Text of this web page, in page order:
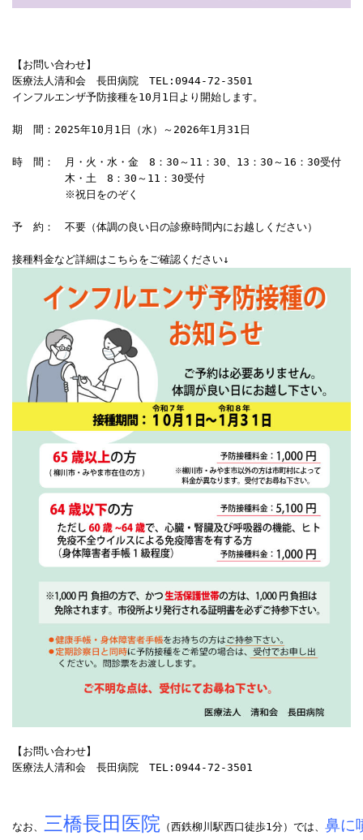
【お問い合わせ】
医療法人清和会　長田病院　TEL:0944-72-3501
インフルエンザ予防接種を10月1日より開始します。
期　間：2025年10月1日（水）～2026年1月31日
時　間：　月・火・水・金　8：30～11：30、13：30～16：30受付
木・土　8：30～11：30受付
※祝日をのぞく
予　約：　不要（体調の良い日の診療時間内にお越しください）
接種料金など詳細はこちらをご確認ください↓
【お問い合わせ】
医療法人清和会　長田病院　TEL:0944-72-3501
なお、 三橋長田医院 （西鉄柳川駅西口徒歩1分）では、 鼻に